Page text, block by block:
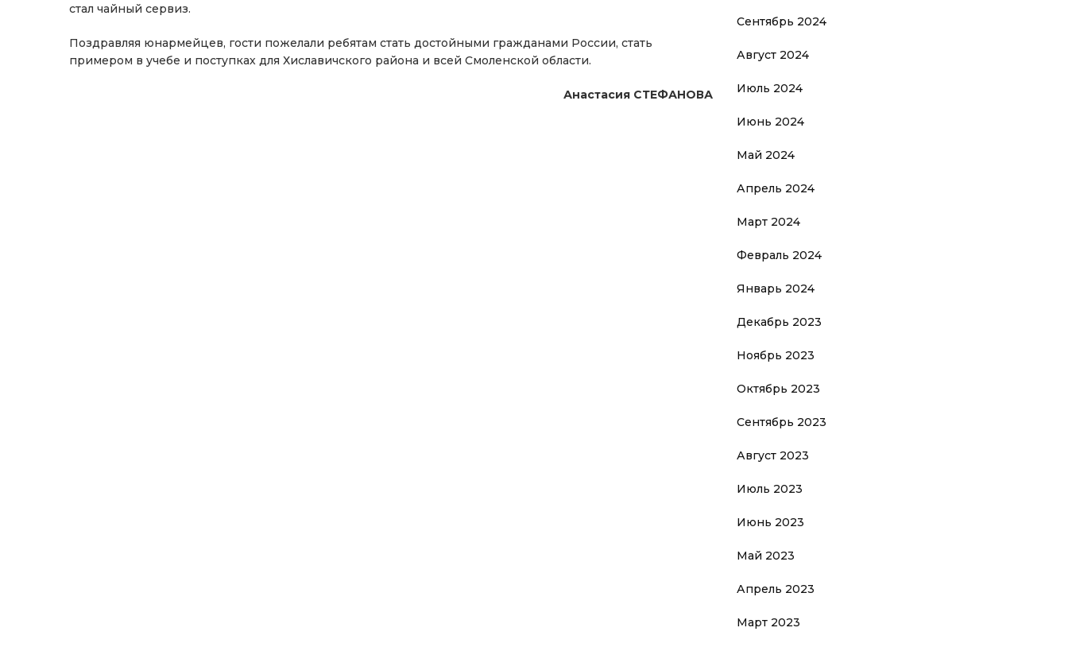
стал чайный сервиз.
Поздравляя юнармейцев, гости пожелали ребятам стать достойными гражданами России, стать
примером в учебе и поступках для Хиславичского района и всей Смоленской области.
Анастасия СТЕФАНОВА
Сентябрь 2024
Август 2024
Июль 2024
Июнь 2024
Май 2024
Апрель 2024
Март 2024
Февраль 2024
Январь 2024
Декабрь 2023
Ноябрь 2023
Октябрь 2023
Сентябрь 2023
Август 2023
Июль 2023
Июнь 2023
Май 2023
Апрель 2023
Март 2023